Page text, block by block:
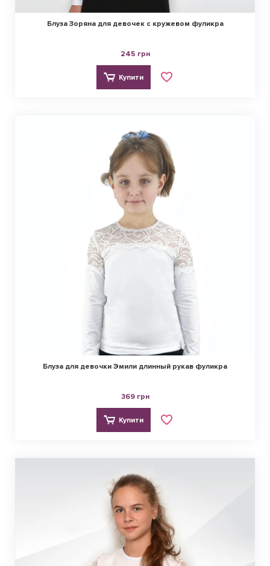
Блуза Зоряна для девочек с кружевом фуликра
245 грн
Купити
Блуза для девочки Эмили длинный рукав фуликра
369 грн
Купити